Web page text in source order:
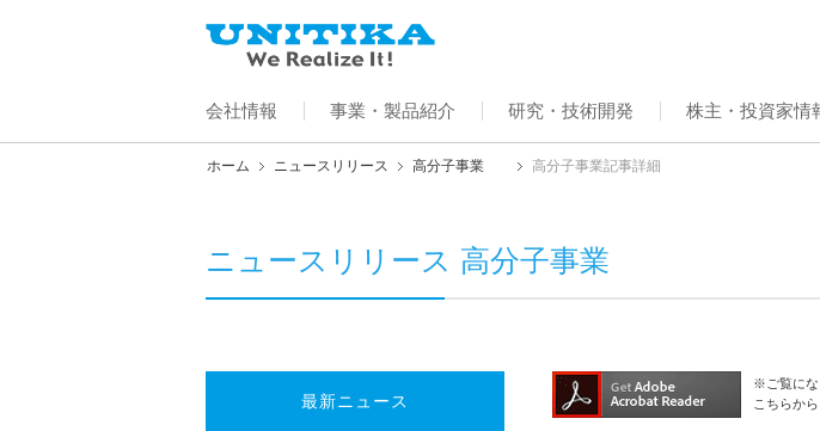
会社情報 事業・製品紹介 研究・技術開発 株主・投資家情
ホーム ニュースリリース 高分子事業 高分子事業記事詳細
ニュースリリース 高分子事業
※ご覧にな
こちらか
最新ニュース